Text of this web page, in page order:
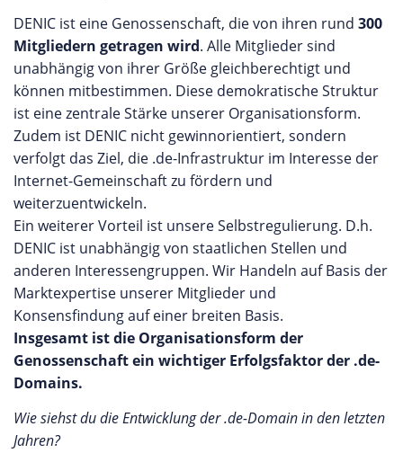
DENIC ist eine Genossenschaft, die von ihren rund 300
Mitgliedern getragen wird. Alle Mitglieder sind
unabhängig von ihrer Größe gleichberechtigt und
können mitbestimmen. Diese demokratische Struktur
ist eine zentrale Stärke unserer Organisationsform.
Zudem ist DENIC nicht gewinnorientiert, sondern
verfolgt das Ziel, die .de-Infrastruktur im Interesse der
Internet-Gemeinschaft zu fördern und
weiterzuentwickeln.
Ein weiterer Vorteil ist unsere Selbstregulierung. D.h.
DENIC ist unabhängig von staatlichen Stellen und
anderen Interessengruppen. Wir Handeln auf Basis der
Marktexpertise unserer Mitglieder und
Konsensfindung auf einer breiten Basis.
Insgesamt ist die Organisationsform der
Genossenschaft ein wichtiger Erfolgsfaktor der .de-
Domains.
Wie siehst du die Entwicklung der .de-Domain in den letzten
Jahren?